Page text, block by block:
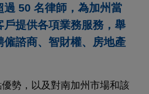
50 名律師，為加州當
提供各項業務服務，舉
僱諮商、智財權、房地產
勢，以及對南加州市場和該